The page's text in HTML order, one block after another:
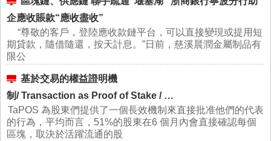
企應收賬款“應收盡收”
“尊敬的客戶，登陸應收款鏈平台，可以直接變現或提用短
期貸款，隨借隨還，按天計息。”日前，慈溪晨潤金屬制品有
限公
基於交易的權益證明機
制/ Transaction as Proof of Stake / …
TaPOS 為股東們提供了一個長效機制來直接批准他們的代表
的行為，平均而言，51%的股東在6 個月內會直接確認每個
區塊，取決於活躍流通的股